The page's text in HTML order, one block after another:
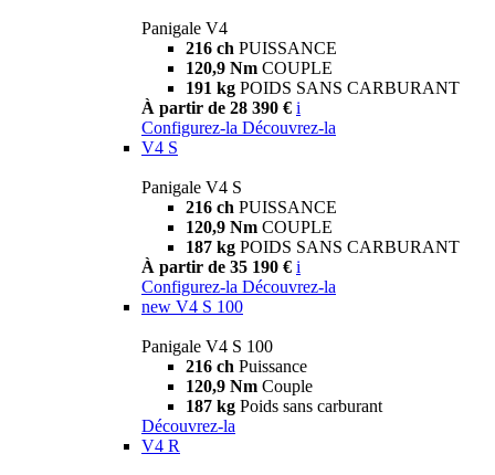
Panigale V4
216 ch PUISSANCE
120,9 Nm COUPLE
191 kg POIDS SANS CARBURANT
À partir de 28 390 € i
Configurez-la Découvrez-la
V4 S
Panigale V4 S
216 ch PUISSANCE
120,9 Nm COUPLE
187 kg POIDS SANS CARBURANT
À partir de 35 190 € i
Configurez-la Découvrez-la
new V4 S 100
Panigale V4 S 100
216 ch Puissance
120,9 Nm Couple
187 kg Poids sans carburant
Découvrez-la
V4 R